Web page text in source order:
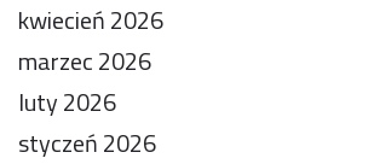
kwiecień 2026
marzec 2026
luty 2026
styczeń 2026